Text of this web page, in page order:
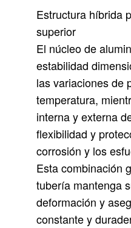
Estructura híbrida
superior
El núcleo de
estabilidad
las variaciones de
temperatura,
interna y externa
flexibilidad y
corrosión y los
Esta combinación
tubería mantenga
deformación y
constante y